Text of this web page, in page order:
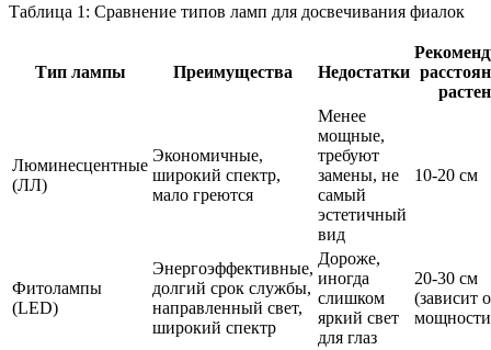
Таблица 1: Сравнение типов ламп для досвечивания фиалок
Тип лампы Преимущества Недостатки
Люминесцентные
(ЛЛ)
Экономичные,
широкий спектр,
мало греются
Менее
мощные,
требуют
замены, не
самый
эстетичный
вид
10-20 см
Фитолампы
(LED)
Энергоэффективные,
долгий срок службы,
направленный свет,
широкий спектр
Дороже,
иногда
слишком
яркий свет
для глаз
20-30 см
(зависит